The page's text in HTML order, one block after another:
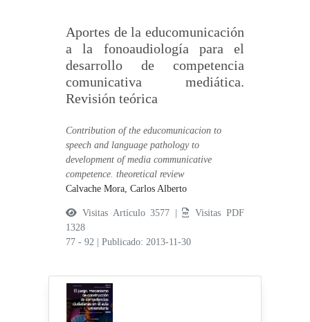
Aportes de la educomunicación
a la fonoaudiología para el
desarrollo de competencia
comunicativa mediática.
Revisión teórica
Contribution of the educomunicacion to
speech and language pathology to
development of media communicative
competence. theoretical review
Calvache Mora, Carlos Alberto
Visitas Artículo 3577 |
Visitas PDF
1328
77 - 92
|Publicado: 2013-11-30